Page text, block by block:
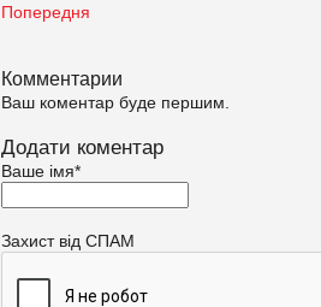
Попередня
Комментарии
Ваш коментар буде першим.
Додати коментар
Ваше імя*
Захист від СПАМ